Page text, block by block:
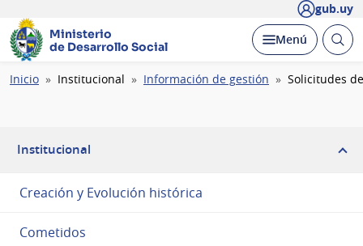
gub.uy
Ministerio
de Desarrollo Social
Desplegar
Menú Abrir
Ruta
Inicio Institucional Información de gestión Solicitudes
Institucional
Creación y Evolución histórica
Cometidos